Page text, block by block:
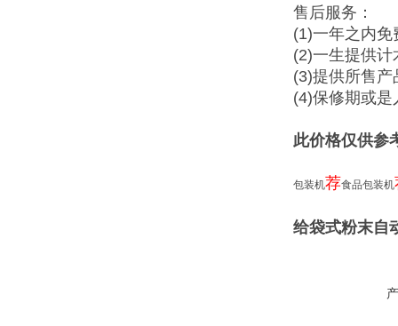
售后服务：
(1)一年之内免
(2)一生提供
(3)提供所售产
(4)保修期或
此价格仅供参
包装机荐食品包装机
给袋式粉末自